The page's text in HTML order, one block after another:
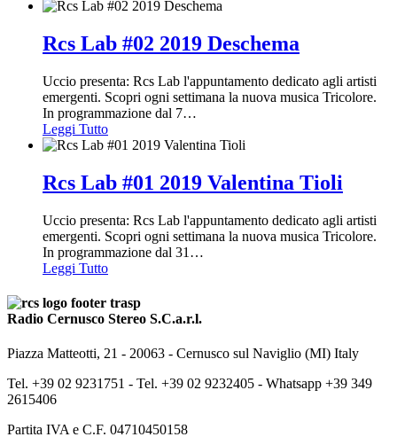
Rcs Lab #02 2019 Deschema
Uccio presenta: Rcs Lab l'appuntamento dedicato agli artisti
emergenti. Scopri ogni settimana la nuova musica Tricolore.
In programmazione dal 7…
Leggi Tutto
Rcs Lab #01 2019 Valentina Tioli
Uccio presenta: Rcs Lab l'appuntamento dedicato agli artisti
emergenti. Scopri ogni settimana la nuova musica Tricolore.
In programmazione dal 31 …
Leggi Tutto
Radio Cernusco Stereo S.C.a.r.l.
Piazza Matteotti, 21 - 20063 - Cernusco sul Naviglio (MI) Italy
Tel. +39 02 9231751 - Tel. +39 02 9232405 - Whatsapp +39 349
2615406
Partita IVA e C.F. 04710450158